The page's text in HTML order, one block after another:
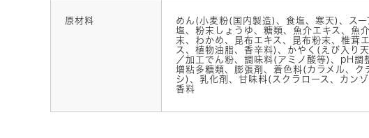
原材料
めん(小麦粉(国内製造)、食塩、寒天)、スー
塩、粉末しょうゆ、糖類、魚介エキス、魚
末、わかめ、昆布エキス、昆布粉末、椎茸
ス、植物油脂、香辛料)、かやく(えび入り
／加工でん粉、調味料(アミノ酸等)、pH調
増粘多糖類、膨張剤、着色料(カラメル、ク
シ)、乳化剤、甘味料(スクラロース、カンゾ
香料